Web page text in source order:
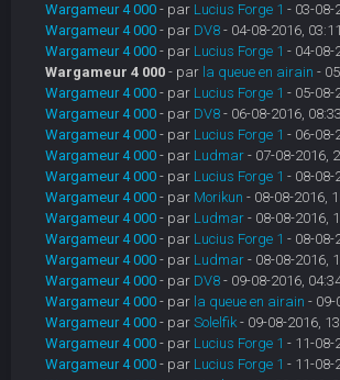
Wargameur 4 000 - par Lucius Forge 1 - 03-08-
Wargameur 4 000 - par DV8- 04-08-2016, 03:11
Wargameur 4 000 - par Lucius Forge 1 - 04-08-
Wargameur 4 000 - par la queue en airain -
Wargameur 4 000 - par Lucius Forge 1 - 05-08-
Wargameur 4 000 - par DV8- 06-08-2016, 08:33
Wargameur 4 000 - par Lucius Forge 1 - 06-08-
Wargameur 4 000 - par Ludmar- 07-08-2016,
Wargameur 4 000 - par Lucius Forge 1 - 08-08-
Wargameur 4 000 - par Morikun - 08-08-2016,
Wargameur 4 000 - par Ludmar- 08-08-2016,
Wargameur 4 000 - par Lucius Forge 1 - 08-08-
Wargameur 4 000 - par Ludmar- 08-08-2016,
Wargameur 4 000 - par DV8- 09-08-2016,
Wargameur 4 000 - par la queue en airain - 09-
Wargameur 4 000 - par Solelfik- 09-08-2016,
Wargameur 4 000 - par Lucius Forge 1 - 11-08-
Wargameur 4 000 - par Lucius Forge 1 - 11-08-